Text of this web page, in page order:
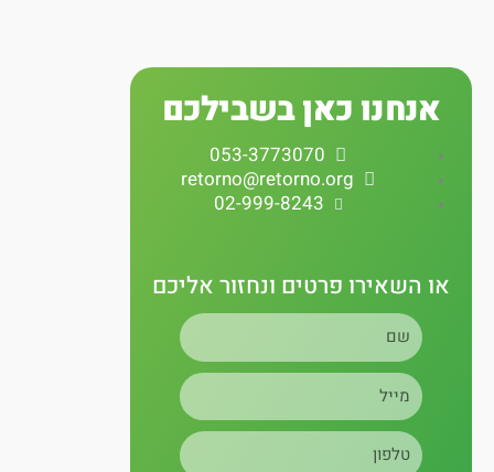
c
e
b
o
u
t
u
e
s
t
a
r
a
m
אנחנו כאן בשבילכם
053-3773070
retorno@retorno.org
02-999-8243
או השאירו פרטים ונחזור אליכם
טלפון